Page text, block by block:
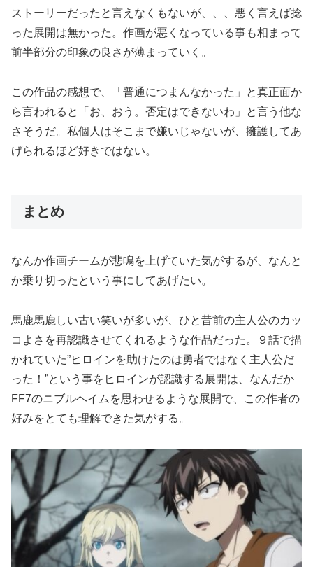
ストーリーだったと言えなくもないが、、、悪く言えば捻
った展開は無かった。作画が悪くなっている事も相まって
前半部分の印象の良さが薄まっていく。
この作品の感想で、「普通につまんなかった」と真正面か
ら言われると「お、おう。否定はできないわ」と言う他な
さそうだ。私個人はそこまで嫌いじゃないが、擁護してあ
げられるほど好きではない。
まとめ
なんか作画チームが悲鳴を上げていた気がするが、なんと
か乗り切ったという事にしてあげたい。
馬鹿馬鹿しい古い笑いが多いが、ひと昔前の主人公のカッ
コよさを再認識させてくれるような作品だった。９話で描
かれていた”ヒロインを助けたのは勇者ではなく主人公だ
った！”という事をヒロインが認識する展開は、なんだか
FF7のニブルヘイムを思わせるような展開で、この作者の
好みをとても理解できた気がする。